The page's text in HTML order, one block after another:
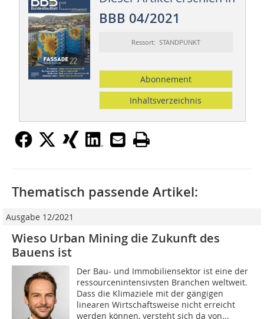
BBB 04/2021
Ressort: STANDPUNKT
Abonnement
Inhaltsverzeichnis
Thematisch passende Artikel:
Ausgabe 12/2021
Wieso Urban Mining die Zukunft des
Bauens ist
Der Bau- und Immobiliensektor ist eine der
ressourcenintensivsten Branchen weltweit.
Dass die Klimaziele mit der gängigen
linearen Wirtschaftsweise nicht erreicht
werden können, versteht sich da von...